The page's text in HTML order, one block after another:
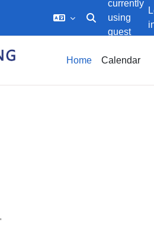
Toggle search
currently
using
guest
Home Calendar